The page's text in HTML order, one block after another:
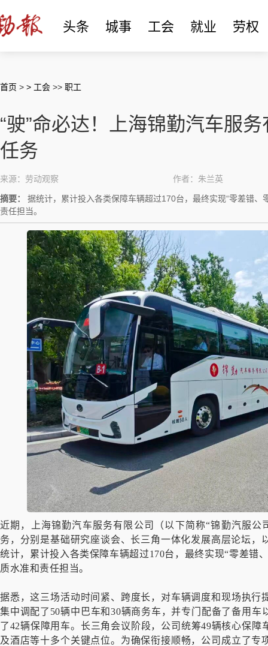
头条 城事 工会 就业 劳权
首页 > > 工会 >> 职工
“驶”命必达！上海锦勤汽车服
任务
来源：劳动观察 作者：朱兰英
摘要：
据统计，累计投入各类保障车辆超过170台，最终实现“零差错
责任担当。
近期，上海锦勤汽车服务有限公司（以下简称“锦勤汽服
务，分别是基础研究座谈会、长三角一体化发展高层论坛，
统计，累计投入各类保障车辆超过170台，最终实现“零差错
质水准和责任担当。
据悉，这三场活动时间紧、跨度长，对车辆调度和现场执
集中调配了50辆中巴车和30辆商务车，并专门配备了备用
了42辆保障用车。长三角会议阶段，公司统筹49辆核心保
及酒店等十多个关键点位。为确保衔接顺畅，公司成立了